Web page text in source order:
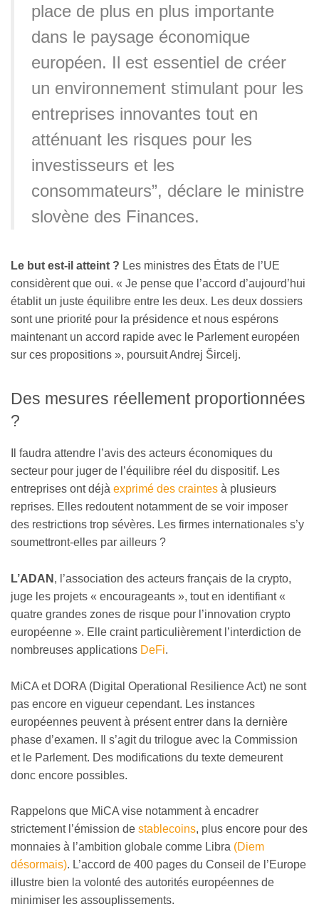
place de plus en plus importante
dans le paysage économique
européen. Il est essentiel de créer
un environnement stimulant pour les
entreprises innovantes tout en
atténuant les risques pour les
investisseurs et les
consommateurs”, déclare le ministre
slovène des Finances.
Le but est-il atteint ? Les ministres des États de l’UE
considèrent que oui. « Je pense que l’accord d’aujourd’hui
établit un juste équilibre entre les deux. Les deux dossiers
sont une priorité pour la présidence et nous espérons
maintenant un accord rapide avec le Parlement européen
sur ces propositions », poursuit Andrej Šircelj.
Des mesures réellement proportionnées
?
Il faudra attendre l’avis des acteurs économiques du
secteur pour juger de l’équilibre réel du dispositif. Les
entreprises ont déjà exprimé des craintes à plusieurs
reprises. Elles redoutent notamment de se voir imposer
des restrictions trop sévères. Les firmes internationales s’y
soumettront-elles par ailleurs ?
L’ADAN , l’association des acteurs français de la crypto,
juge les projets « encourageants », tout en identifiant «
quatre grandes zones de risque pour l’innovation crypto
européenne ». Elle craint particulièrement l’interdiction de
nombreuses applications DeFi.
MiCA et DORA (Digital Operational Resilience Act) ne sont
pas encore en vigueur cependant. Les instances
européennes peuvent à présent entrer dans la dernière
phase d’examen. Il s’agit du trilogue avec la Commission
et le Parlement. Des modifications du texte demeurent
donc encore possibles.
Rappelons que MiCA vise notamment à encadrer
strictement l’émission de stablecoins, plus encore pour des
monnaies à l’ambition globale comme Libra (Diem
désormais). L’accord de 400 pages du Conseil de l’Europe
illustre bien la volonté des autorités européennes de
minimiser les assouplissements.